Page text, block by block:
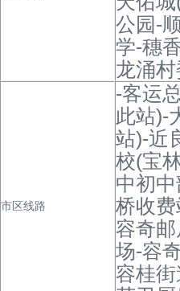
公园-
学-穗
龙涌
市区线路
-客运
此站)-
站)-近
校(宝
中初
桥收
容奇
场-容
容桂